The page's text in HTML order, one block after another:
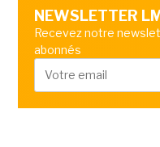
NEWSLETTER LMI
Recevez notre
abonnés